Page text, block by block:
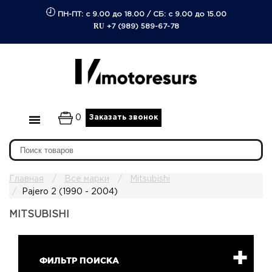
ПН-ПТ: с 9.00 до 18.00/ СБ: с 9.00 до 15.00
RU +7 (989) 589-67-78
0 Заказать звонок
Главная Все марки
Mitsubishi
Pajero 2 (1990 - 2004)
MITSUBISHI
ФИЛЬТР ПОИСКА